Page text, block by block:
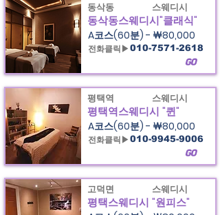
동삭동 스웨디시
동삭동스웨디시"클래식"
A코스(60분) - ￦80,000
전화클릭▶ 010-7571-2618
GO
평택역 스웨디시
평택역스웨디시 "퀸"
A코스(60분) - ￦80,000
전화클릭▶ 010-9945-9006
GO
고덕면 스웨디시
평택스웨디시 "원피스"